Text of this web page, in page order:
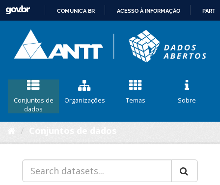
CONTEÚDO
COMUNICA BR ACESSO À INFORMAÇÃO
Conjuntos de
dados
Organizações Temas Sobre